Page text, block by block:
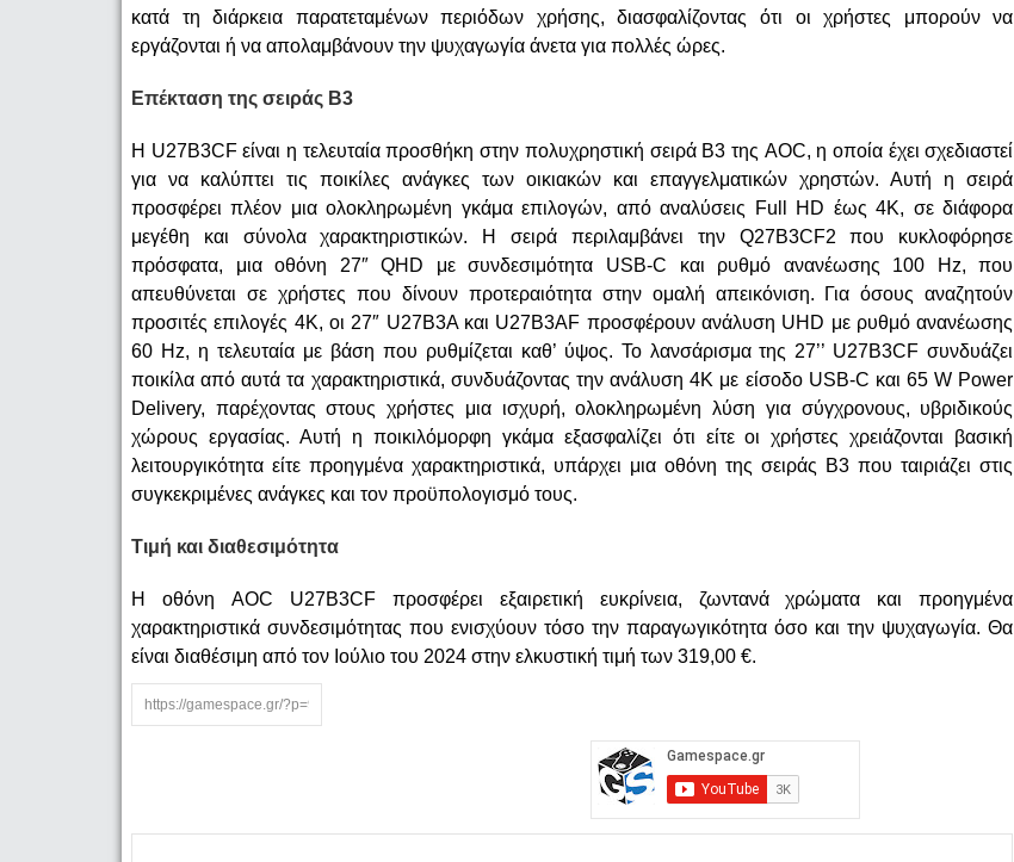
κατά τη διάρκεια παρατεταμένων περιόδων χρήσης, διασφαλίζοντας ότι οι χρήστες μπορούν να
εργάζονται ή να απολαμβάνουν την ψυχαγωγία άνετα για πολλές ώρες.
Επέκταση της σειράς B3
Η U27B3CF είναι η τελευταία προσθήκη στην πολυχρηστική σειρά B3 της AOC, η οποία έχει σχεδιαστεί
για να καλύπτει τις ποικίλες ανάγκες των οικιακών και επαγγελματικών χρηστών. Αυτή η σειρά
προσφέρει πλέον μια ολοκληρωμένη γκάμα επιλογών, από αναλύσεις Full HD έως 4K, σε διάφορα
μεγέθη και σύνολα χαρακτηριστικών. Η σειρά περιλαμβάνει την Q27B3CF2 που κυκλοφόρησε
πρόσφατα, μια οθόνη 27″ QHD με συνδεσιμότητα USB-C και ρυθμό ανανέωσης 100 Hz, που
απευθύνεται σε χρήστες που δίνουν προτεραιότητα στην ομαλή απεικόνιση. Για όσους αναζητούν
προσιτές επιλογές 4K, οι 27″ U27B3A και U27B3AF προσφέρουν ανάλυση UHD με ρυθμό ανανέωσης
60 Hz, η τελευταία με βάση που ρυθμίζεται καθ’ ύψος. Το λανσάρισμα της 27’’ U27B3CF συνδυάζει
ποικίλα από αυτά τα χαρακτηριστικά, συνδυάζοντας την ανάλυση 4K με είσοδο USB-C και 65 W Power
Delivery, παρέχοντας στους χρήστες μια ισχυρή, ολοκληρωμένη λύση για σύγχρονους, υβριδικούς
χώρους εργασίας. Αυτή η ποικιλόμορφη γκάμα εξασφαλίζει ότι είτε οι χρήστες χρειάζονται βασική
λειτουργικότητα είτε προηγμένα χαρακτηριστικά, υπάρχει μια οθόνη της σειράς B3 που ταιριάζει στις
συγκεκριμένες ανάγκες και τον προϋπολογισμό τους.
Τιμή και διαθεσιμότητα
Η οθόνη AOC U27B3CF προσφέρει εξαιρετική ευκρίνεια, ζωντανά χρώματα και προηγμένα
χαρακτηριστικά συνδεσιμότητας που ενισχύουν τόσο την παραγωγικότητα όσο και την ψυχαγωγία. Θα
είναι διαθέσιμη από τον Ιούλιο του 2024 στην ελκυστική τιμή των 319,00 €.